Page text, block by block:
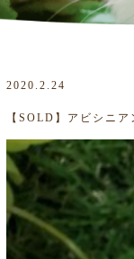
2020.2.24
【SOLD】アビシニア